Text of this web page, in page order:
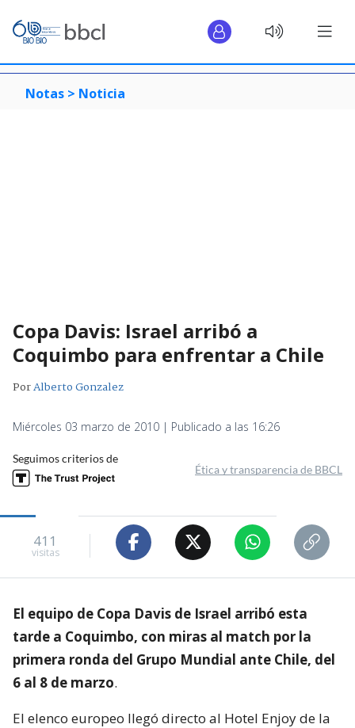
Notas > Noticia
Copa Davis: Israel arribó a
Coquimbo para enfrentar a Chile
PorAlberto Gonzalez
Miércoles 03 marzo de 2010 | Publicado a las 16:26
Seguimos criterios de
Ética y transparencia de BBCL
411
visitas
El equipo de Copa Davis de Israel arribó esta
tarde a Coquimbo, con miras al match por la
primera ronda del Grupo Mundial ante Chile, del
6 al 8 de marzo.
El elenco europeo llegó directo al Hotel Enjoy de la